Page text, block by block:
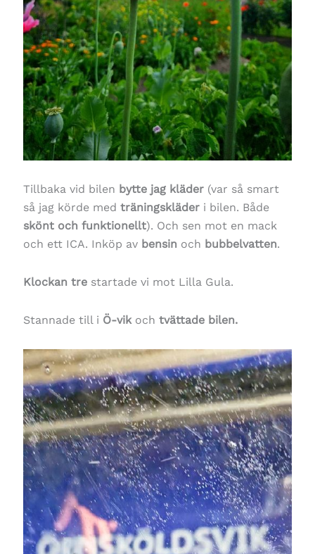
Tillbaka vid bilen bytte jag kläder(var så smart
så jag körde med träningskläderi bilen. Både
skönt och funktionellt). Och sen mot en mack
och ett ICA. Inköp av bensin och bubbelvatten.
Klockan tre startade vi mot Lilla Gula.
Stannade till i Ö-vikoch tvättade bilen.